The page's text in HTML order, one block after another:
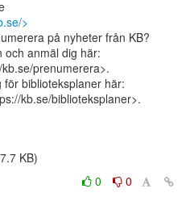
>
på nyheter från KB?
och anmäl dig här:
prenumerera>.
biblioteksplaner här:
kb.se/biblioteksplaner>.
KB)
0
0